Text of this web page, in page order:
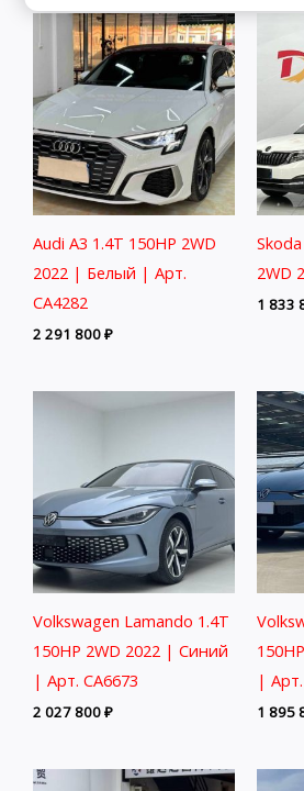
Audi A3 1.4T 150HP 2WD
2022 | Белый | Арт.
CA4282
2 291 800₽
2WD
1 833
Volkswagen Lamando 1.4T
150HP 2WD 2022 | Синий
| Арт. CA6673
2 027 800₽
|
1 895